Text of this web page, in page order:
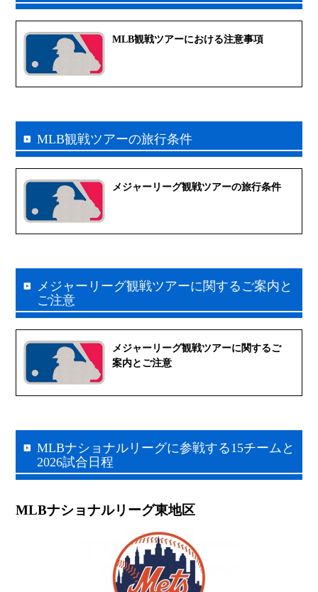
MLB観戦ツアーにおける注意事項
MLB観戦ツアーの旅行条件
メジャーリーグ観戦ツアーの旅行条件
メジャーリーグ観戦ツアーに関するご案内と
ご注意
メジャーリーグ観戦ツアーに関するご
案内とご注意
MLBナショナルリーグに参戦する15チームと
2026試合日程
MLBナショナルリーグ東地区